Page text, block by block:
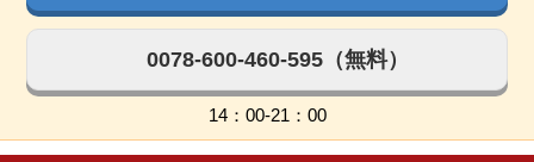
0078-600-460-595（無料）
14：00-21：00